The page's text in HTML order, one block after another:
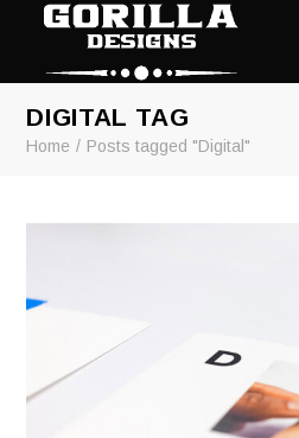
DIGITAL TAG
Home Posts tagged "Digital"